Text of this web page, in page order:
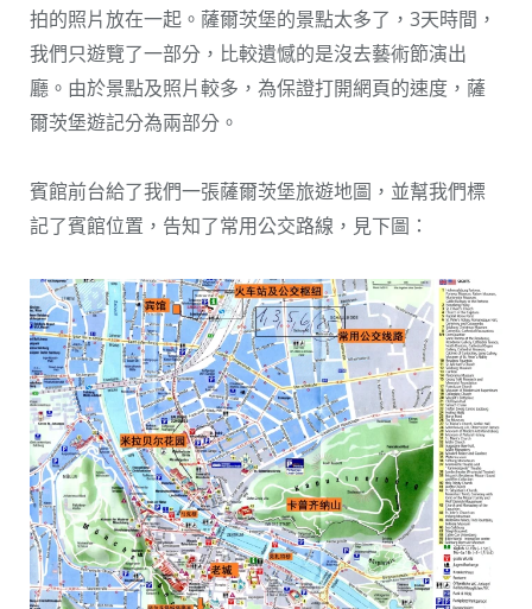
拍的照片放在一起。薩爾茨堡的景點太多了，3天時間，
我們只遊覽了一部分，比較遺憾的是沒去藝術節演出
廳。由於景點及照片較多，為保證打開網頁的速度，薩
爾茨堡遊記分為兩部分。
賓館前台給了我們一張薩爾茨堡旅遊地圖，並幫我們標
記了賓館位置，告知了常用公交路線，見下圖：